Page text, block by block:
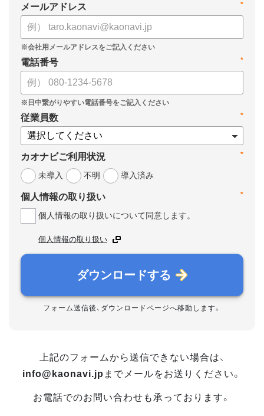
*
メールアドレス
*
電話番号
*
従業員数
*
カオナビご利用状況
未導入
不明 導入済み
*
個人情報の取り扱い
個人情報の取り扱いについて同意します。
個人情報の取り扱い
ダウンロードする
フォーム送信後、ダウンロードページへ移動します。
上記のフォームから送信できない場合は、
info@kaonavi.jp までメールをお送りください。
お電話でのお問い合わせも承っております。